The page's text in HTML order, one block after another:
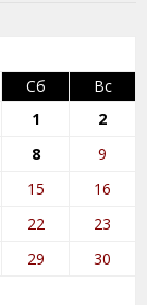
Сб
Вс
1
2
8
9
15
16
22
23
29
30